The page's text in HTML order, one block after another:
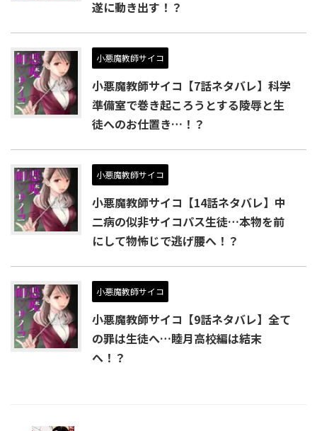
遂に動き出す！？
小悪魔教師サイコ
小悪魔教師サイコ【7話ネタバレ】科学
準備室で巻き起ころうとする陵辱と生
徒へのお仕置き…！？
小悪魔教師サイコ
小悪魔教師サイコ【14話ネタバレ】中
二病の似非サイコパス生徒…本物を前
にして物怖じで逃げ腰へ！？
小悪魔教師サイコ
小悪魔教師サイコ【9話ネタバレ】全て
の罪は生徒へ…睦月高校編は結末
へ！？